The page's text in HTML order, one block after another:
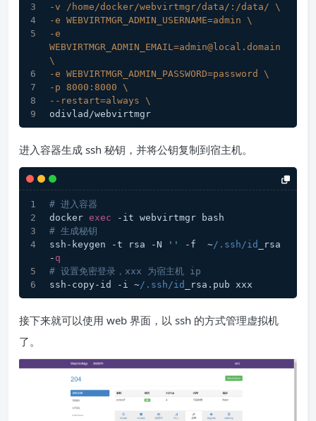
-v /home/docker/webvirtmgr/data/:/data/ \
-e WEBVIRTMGR_ADMIN_USERNAME=admin \
-e
WEBVIRTMGR_ADMIN_EMAIL=admin@local.domain
\
-e WEBVIRTMGR_ADMIN_PASSWORD=password \
-p 8000:8000 \
--restart=always \
odivlad/webvirtmgr
进入容器生成 ssh 秘钥，并将公钥复制到宿主机。
# 进入容器
docker exec -it webvirtmgr bash
# 生成秘钥
ssh-keygen -t rsa -N
'' -f  ~/.ssh/id
_rsa
- q
# 设置免密登录，xxx 为宿主机 ip
ssh-copy-id -i ~/.ssh/id _rsa.pub xxx
接下来就可以使用 web 界面，以 ssh 的方式管理虚拟机
了。